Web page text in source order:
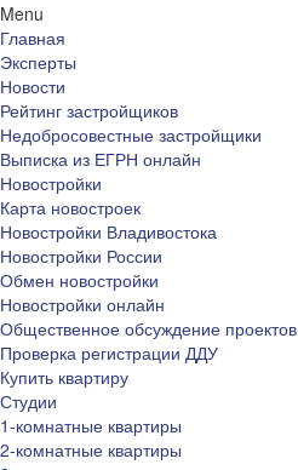
Menu
Главная
Эксперты
Новости
Рейтинг застройщиков
Недобросовестные застройщики
Выписка из ЕГРН онлайн
Новостройки
Карта новостроек
Новостройки Владивостока
Новостройки России
Обмен новостройки
Новостройки онлайн
Общественное обсуждение проектов
Проверка регистрации ДДУ
Купить квартиру
Студии
1-комнатные квартиры
2-комнатные квартиры